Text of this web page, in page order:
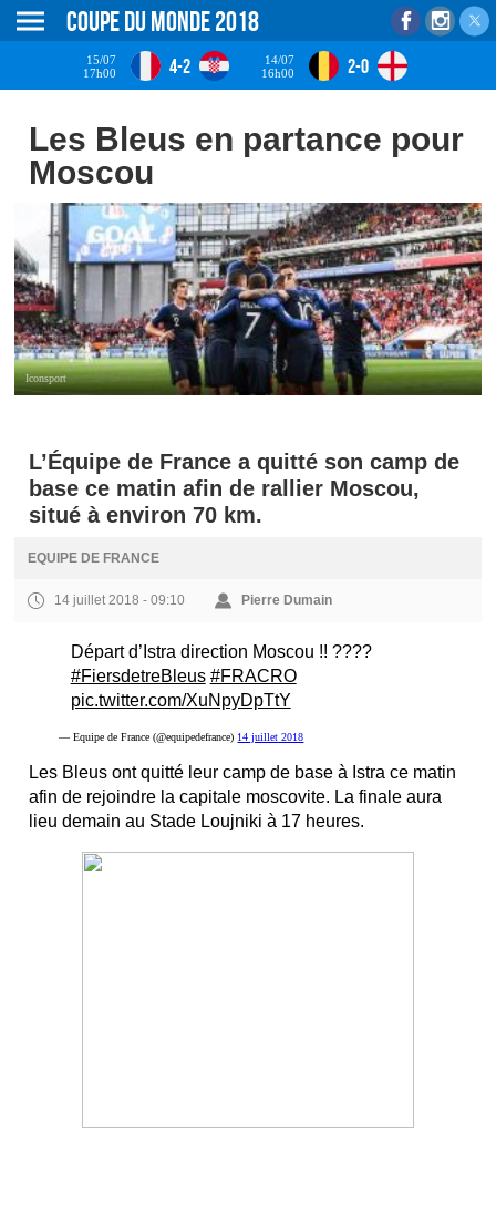
Coupe du monde 2018
15/07
17h00
4-2
14/07
16h00
2-0
Les Bleus en partance pour
Moscou
Iconsport
L’Équipe de France a quitté son camp de
base ce matin afin de rallier Moscou,
situé à environ 70 km.
EQUIPE DE FRANCE
14 juillet 2018 - 09:10 Pierre Dumain
Départ d’Istra direction Moscou !! ????
#FiersdetreBleus #FRACRO
pic.twitter.com/XuNpyDpTtY
— Equipe de France (@equipedefrance) 14 juillet 2018
Les Bleus ont quitté leur camp de base à Istra ce matin
afin de rejoindre la capitale moscovite. La finale aura
lieu demain au Stade Loujniki à 17 heures.